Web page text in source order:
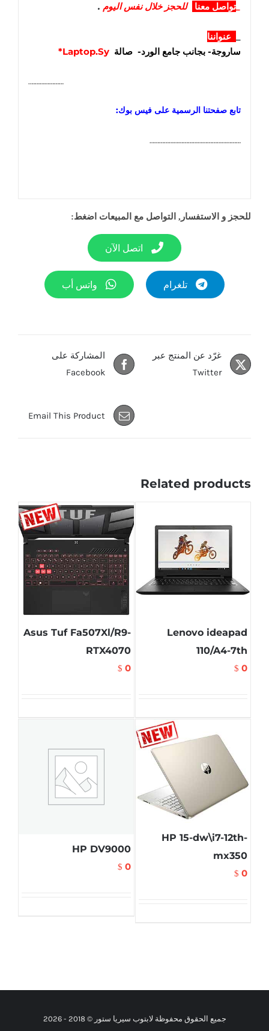
تواصل معنا للحجز خلال نفس اليوم .
عنواننا
ساروجة- بجانب جامع الورد- صالة
………………….
تابع صفحتنا الرسمية على فيس بوك:
…………………………………………………
للحجز و الاستفسار, التواصل مع المبيعات اضغط:
اتصل الآن
تلغرام واتس أب
المشاركة على
Facebook
غرّد عن المنتج عبر
Twitter
Email This Product
Related products
Lenovo ideapad
110/A4-7th
$ 0
Asus Tuf Fa507Xl/R9-
RTX4070
$ 0
HP 15-dw\i7-12th-
mx350
$ 0
HP DV9000
$ 0
جميع الحقوق محفوظة لابتوب سيريا ستور © 2018 - 2026